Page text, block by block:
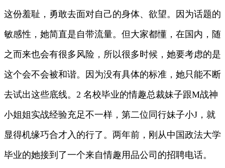
这份羞耻，勇敢去面对自己的身体、欲望。因为话题的
敏感性，她简直是自带流量。但大家都懂，在国内，随
之而来也会有很多风险，所以很多时候，她要考虑的是
这个会不会被和谐。因为没有具体的标准，她只能不断
去试出这些底线。2 名校毕业的情趣总裁妹子跟M战神
小姐姐实战经验充足不一样，第二位同行妹子小J，就
显得机缘巧合才入的行了。两年前，刚从中国政法大学
毕业的她接到了一个来自情趣用品公司的招聘电话。